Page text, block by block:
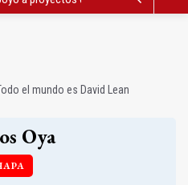
el mundo es David Lean
Oya